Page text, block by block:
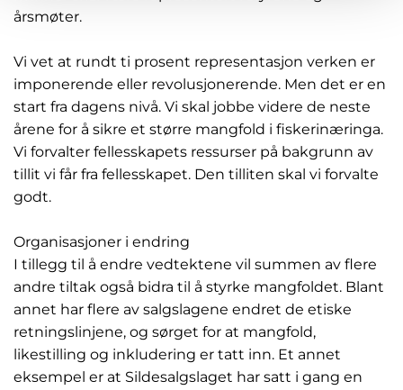
årsmøter.
Vi vet at rundt ti prosent representasjon verken er
imponerende eller revolusjonerende. Men det er en
start fra dagens nivå. Vi skal jobbe videre de neste
årene for å sikre et større mangfold i fiskerinæringa.
Vi forvalter fellesskapets ressurser på bakgrunn av
tillit vi får fra fellesskapet. Den tilliten skal vi forvalte
godt.
Organisasjoner i endring
I tillegg til å endre vedtektene vil summen av flere
andre tiltak også bidra til å styrke mangfoldet. Blant
annet har flere av salgslagene endret de etiske
retningslinjene, og sørget for at mangfold,
likestilling og inkludering er tatt inn. Et annet
eksempel er at Sildesalgslaget har satt i gang en